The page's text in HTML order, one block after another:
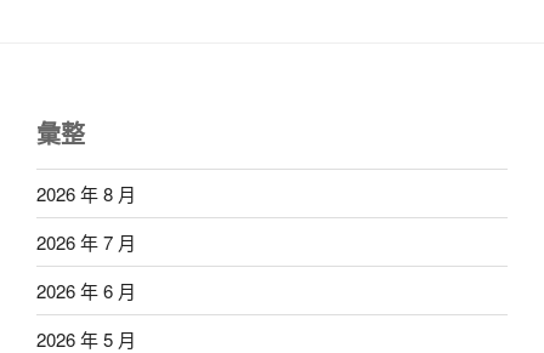
彙整
2026 年 8 月
2026 年 7 月
2026 年 6 月
2026 年 5 月